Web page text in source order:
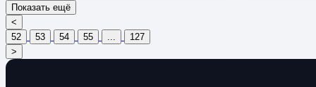
Показать ещё
<
52
53 54 55 ...
127
>